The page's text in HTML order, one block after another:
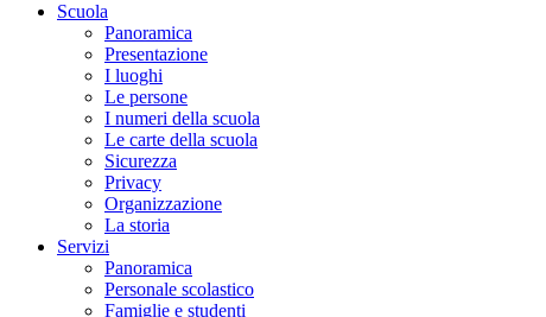
Scuola
Panoramica
Presentazione
I luoghi
Le persone
I numeri della scuola
Le carte della scuola
Sicurezza
Privacy
Organizzazione
La storia
Servizi
Panoramica
Personale scolastico
Famiglie e studenti